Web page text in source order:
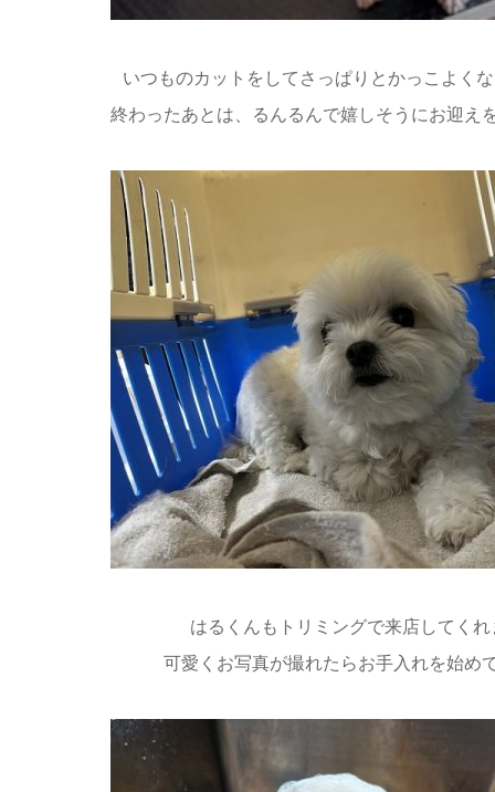
いつものカットをしてさっぱりとかっこよく
終わったあとは、るんるんで嬉しそうにお迎え
はるくんもトリミングで来店してく
可愛くお写真が撮れたらお手入れを始め